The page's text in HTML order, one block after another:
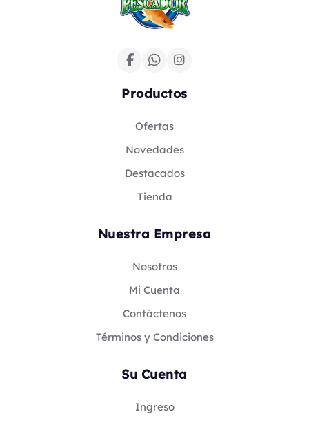
Productos
Ofertas
Novedades
Destacados
Tienda
Nuestra Empresa
Nosotros
Mi Cuenta
Contáctenos
Términos y Condiciones
Su Cuenta
Ingreso